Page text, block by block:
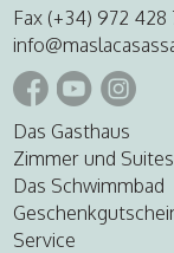
Fax (+34) 972 428
Das Gasthaus
Zimmer und Suites
Das Schwimmbad
Service